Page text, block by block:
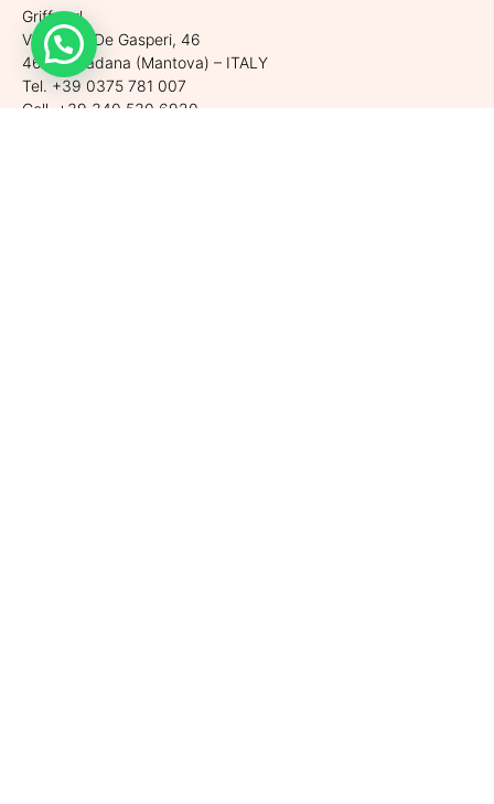
Griffe srl
Via Largo De Gasperi, 46
46019 Viadana (Mantova) – ITALY
Tel. +39 0375 781 007
Cell. +39 340 530 6920